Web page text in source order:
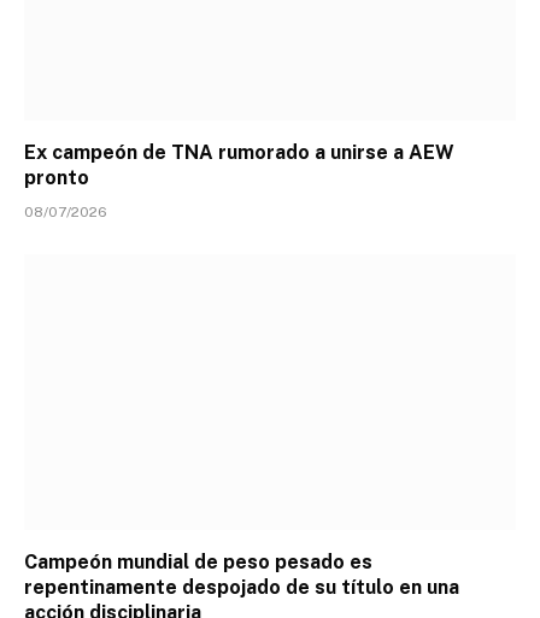
Ex campeón de TNA rumorado a unirse a AEW
pronto
08/07/2026
Campeón mundial de peso pesado es
repentinamente despojado de su título en una
acción disciplinaria